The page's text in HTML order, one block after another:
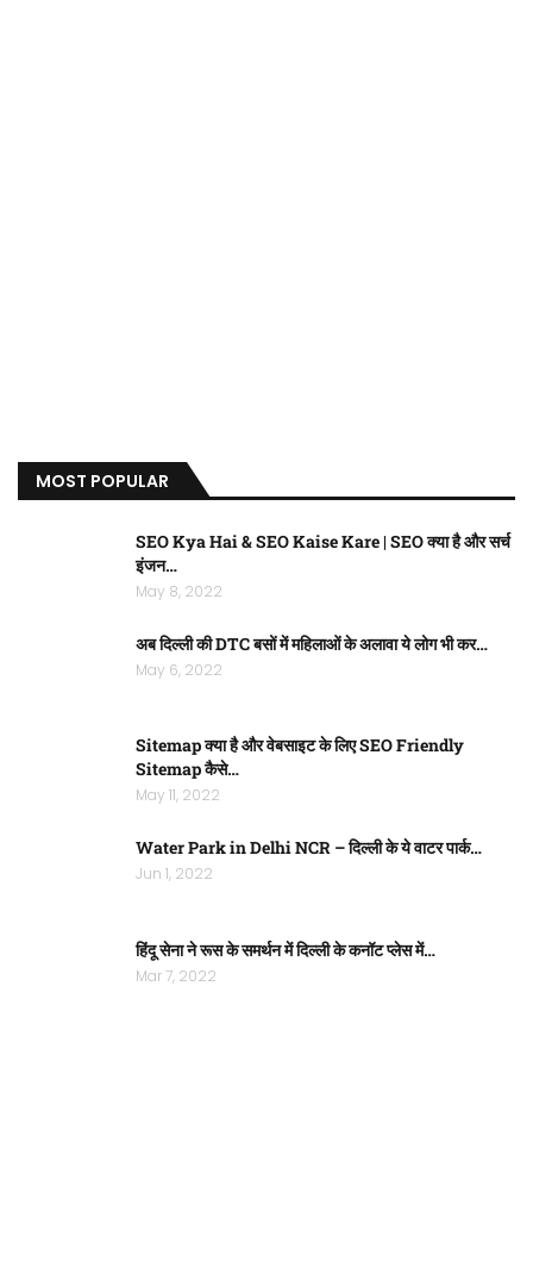
MOST POPULAR
SEO Kya Hai & SEO Kaise Kare | SEO क्या है और सर्च
इंजन…
May 8, 2022
अब दिल्ली की DTC बसों में महिलाओं के अलावा ये लोग भी कर…
May 6, 2022
Sitemap क्या है और वेबसाइट के लिए SEO Friendly
Sitemap कैसे…
May 11, 2022
Water Park in Delhi NCR – दिल्ली के ये वाटर पार्क…
Jun 1, 2022
हिंदू सेना ने रूस के समर्थन में दिल्ली के कनॉट प्लेस में…
Mar 7, 2022